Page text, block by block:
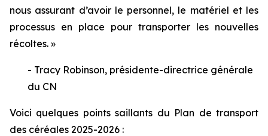
nous assurant d’avoir le personnel, le matériel et les
processus en place pour transporter les nouvelles
récoltes. »
- Tracy Robinson, présidente-directrice générale
du CN
Voici quelques points saillants du Plan de transport
des céréales 2025-2026 :